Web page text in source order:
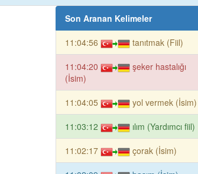
Son Aranan Kelimeler
11:04:56 tanıtmak (Fiil)
11:04:20
şeker hastalığı
(İsim)
11:04:05 yol vermek (İsim)
11:03:12 ılım (Yardımcı fiil)
11:02:17 çorak (İsim)